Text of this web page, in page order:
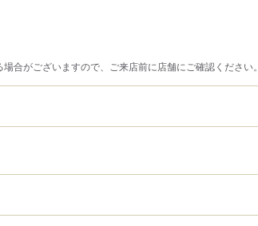
合がございますので、ご来店前に店舗にご確認ください。